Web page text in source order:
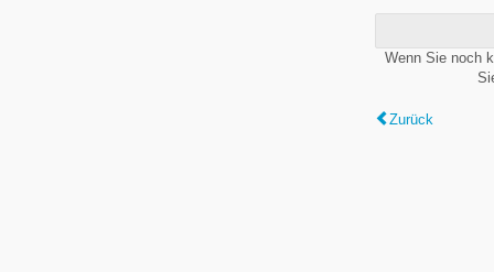
Wenn Sie noch
Zurück